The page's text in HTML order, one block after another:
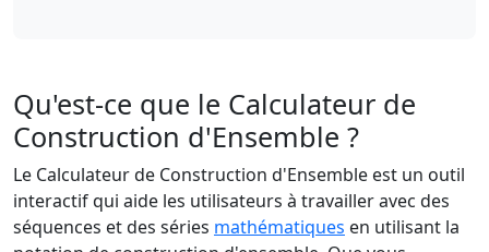
Qu'est-ce que le Calculateur de
Construction d'Ensemble ?
Le Calculateur de Construction d'Ensemble est un outil
interactif qui aide les utilisateurs à travailler avec des
séquences et des séries mathématiques en utilisant la